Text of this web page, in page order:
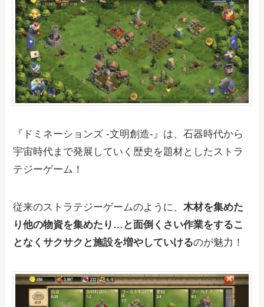
『ドミネーションズ -文明創造-』は、石器時代から
宇宙時代まで発展していく歴史を題材としたストラ
テジーゲーム！
従来のストラテジーゲームのように、木材を集めた
り他の物資を集めたり…と面倒くさい作業をするこ
となくサクサクと施設を増やしていけるのが魅力！